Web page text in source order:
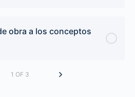
obra a los conceptos
1 OF 3